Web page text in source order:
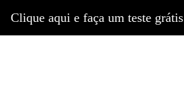
Clique aqui e faça um teste grátis